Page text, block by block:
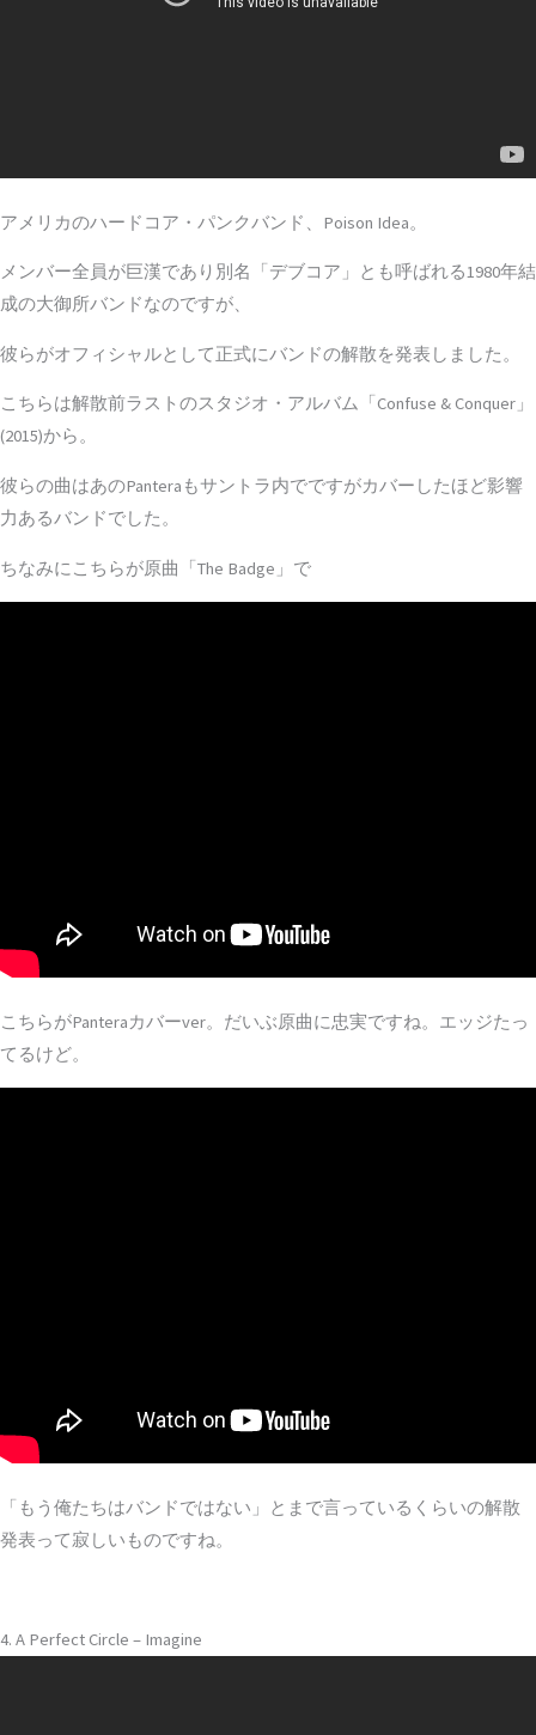
アメリカのハードコア・パンクバンド、Poison Idea。
メンバー全員が巨漢であり別名「デブコア」とも呼ばれる1980年結
成の大御所バンドなのですが、
彼らがオフィシャルとして正式にバンドの解散を発表しました。
こちらは解散前ラストのスタジオ・アルバム「Confuse & Conquer」
(2015)から。
彼らの曲はあのPanteraもサントラ内でですがカバーしたほど影響
力あるバンドでした。
ちなみにこちらが原曲「The Badge」で
こちらがPanteraカバーver。だいぶ原曲に忠実ですね。エッジたっ
てるけど。
「もう俺たちはバンドではない」とまで言っているくらいの解散
発表って寂しいものですね。
4. A Perfect Circle – Imagine